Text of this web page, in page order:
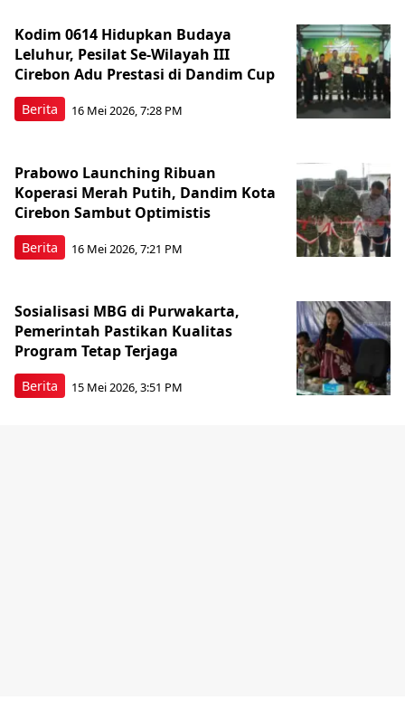
Berita
Kodim 0614 Hidupkan Budaya
Leluhur, Pesilat Se-Wilayah III
Cirebon Adu Prestasi di Dandim Cup
16 Mei 2026, 7:28 PM
Berita
Prabowo Launching Ribuan
Koperasi Merah Putih, Dandim Kota
Cirebon Sambut Optimistis
16 Mei 2026, 7:21 PM
Berita
Sosialisasi MBG di Purwakarta,
Pemerintah Pastikan Kualitas
Program Tetap Terjaga
15 Mei 2026, 3:51 PM